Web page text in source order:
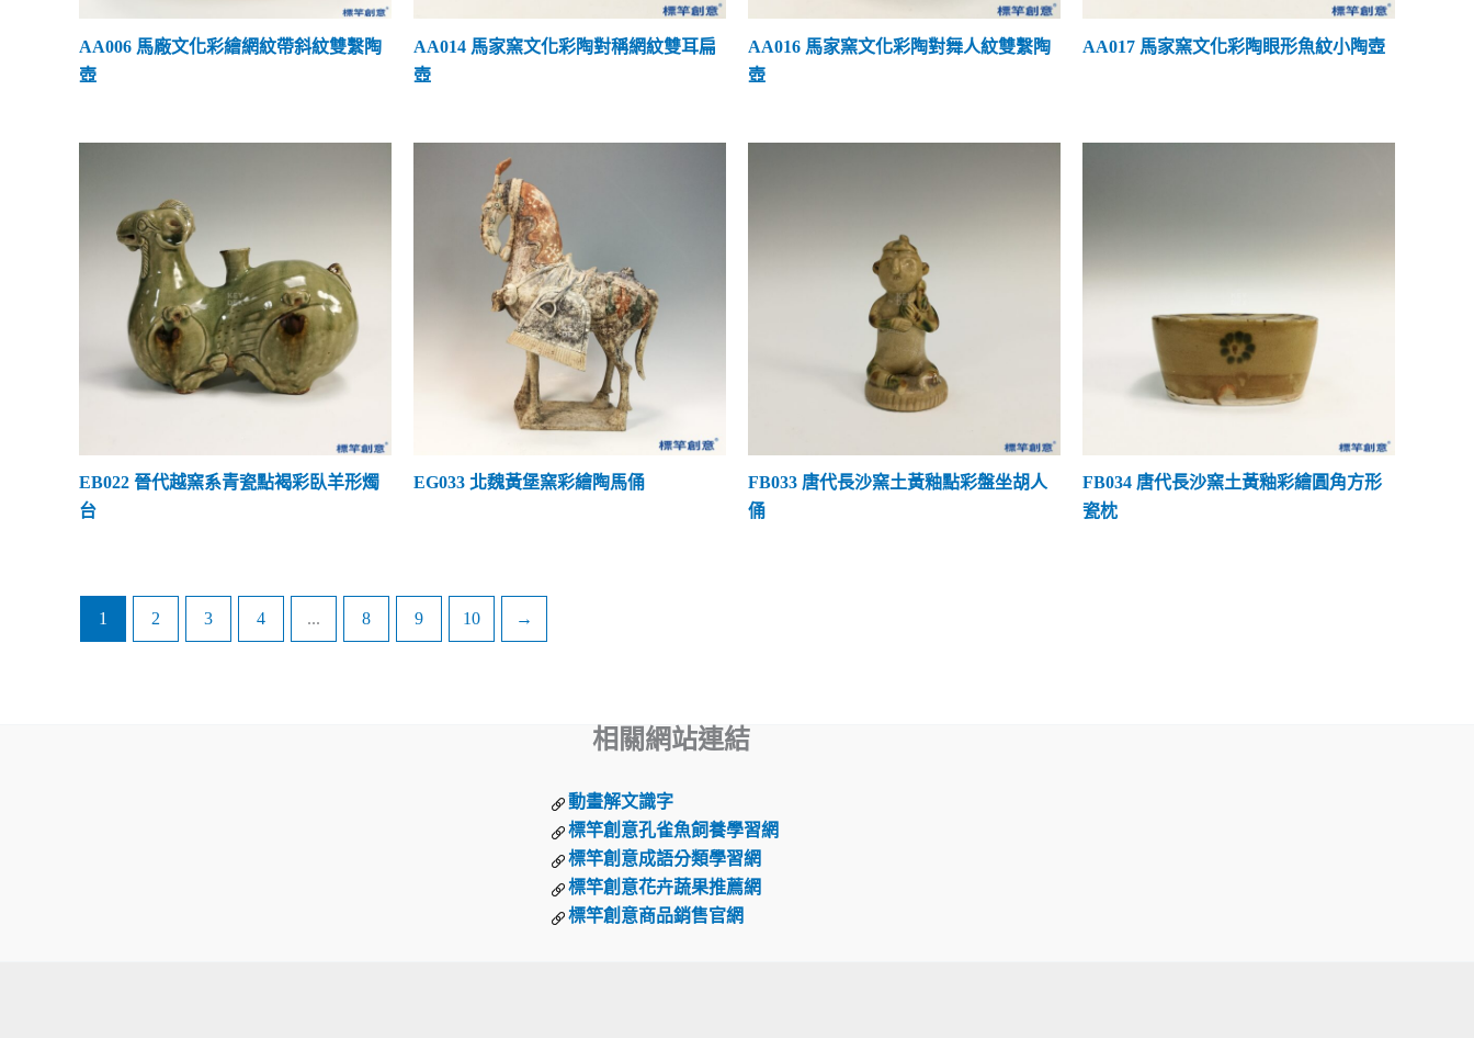
罐缸款式(15)
其他窯口(2)
不明窯口(14)
AA006 馬廠文化彩繪網紋帶斜紋雙繫陶
壺
AA014 馬家窯文化彩陶對稱網紋雙耳扁
壺
AA016 馬家窯文化彩陶對舞人紋雙繫陶
壺
AA017 馬家窯文化彩陶眼形魚紋小陶壺
EB022 晉代越窯系青瓷點褐彩臥羊形燭
台
EG033 北魏黃堡窯彩繪陶馬俑
FB033 唐代長沙窯土黃釉點彩盤坐胡人
俑
FB034 唐代長沙窯土黃釉彩繪圓角方形
瓷枕
1 2 3 4 ... 8 9 10 →
相關網站連結
動畫解文識字
標竿創意孔雀魚飼養學習網
標竿創意成語分類學習網
標竿創意花卉蔬果推薦網
標竿創意商品銷售官網